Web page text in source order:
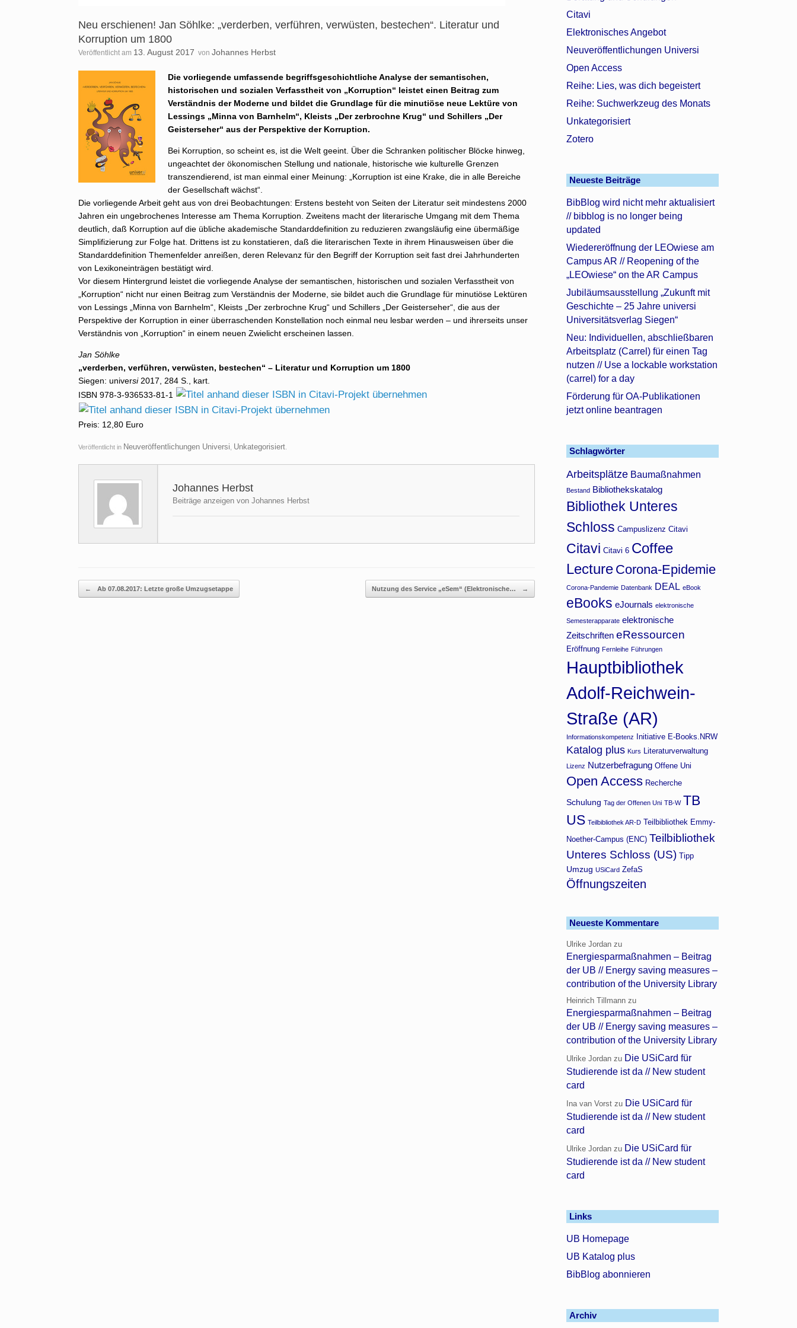
Neu erschienen! Jan Söhlke: „verderben, verführen, verwüsten, bestechen“. Literatur und
Korruption um 1800
Veröffentlicht am 13. August 2017 von Johannes Herbst
Die vorliegende umfassende begriffsgeschichtliche Analyse der semantischen,
historischen und sozialen Verfasstheit von „Korruption“ leistet einen Beitrag zum
Verständnis der Moderne und bildet die Grundlage für die minutiöse neue Lektüre von
Lessings „Minna von Barnhelm“, Kleists „Der zerbrochne Krug“ und Schillers „Der
Geisterseher“ aus der Perspektive der Korruption.
Bei Korruption, so scheint es, ist die Welt geeint. Über die Schranken politischer Blöcke hinweg,
ungeachtet der ökonomischen Stellung und nationale, historische wie kulturelle Grenzen
transzendierend, ist man einmal einer Meinung: „Korruption ist eine Krake, die in alle Bereiche
der Gesellschaft wächst“.
Die vorliegende Arbeit geht aus von drei Beobachtungen: Erstens besteht von Seiten der Literatur seit mindestens 2000
Jahren ein ungebrochenes Interesse am Thema Korruption. Zweitens macht der literarische Umgang mit dem Thema
deutlich, daß Korruption auf die übliche akademische Standarddefinition zu reduzieren zwangsläufig eine übermäßige
Simplifizierung zur Folge hat. Drittens ist zu konstatieren, daß die literarischen Texte in ihrem Hinausweisen über die
Standarddefinition Themenfelder anreißen, deren Relevanz für den Begriff der Korruption seit fast drei Jahrhunderten
von Lexikoneinträgen bestätigt wird.
Vor diesem Hintergrund leistet die vorliegende Analyse der semantischen, historischen und sozialen Verfasstheit von
„Korruption“ nicht nur einen Beitrag zum Verständnis der Moderne, sie bildet auch die Grundlage für minutiöse Lektüren
von Lessings „Minna von Barnhelm“, Kleists „Der zerbrochne Krug“ und Schillers „Der Geisterseher“, die aus der
Perspektive der Korruption in einer überraschenden Konstellation noch einmal neu lesbar werden – und ihrerseits unser
Verständnis von „Korruption“ in einem neuen Zwielicht erscheinen lassen.
Jan Söhlke
„verderben, verführen, verwüsten, bestechen“ – Literatur und Korruption um 1800
Siegen: universi2017, 284 S., kart.
ISBN 978-3-936533-81-1
Preis: 12,80 Euro
Veröffentlicht in Neuveröffentlichungen Universi Unkategorisiert
Johannes Herbst
Beiträge anzeigen von Johannes Herbst
Beitragsnavigation
← Ab 07.08.2017: Letzte große Umzugsetappe Nutzung des Service „eSem“ (Elektronische… →
Citavi
Elektronisches Angebot
Neuveröffentlichungen Universi
Open Access
Reihe: Lies, was dich begeistert
Reihe: Suchwerkzeug des Monats
Unkategorisiert
Zotero
Neueste Beiträge
BibBlog wird nicht mehr aktualisiert
// bibblog is no longer being
updated
Wiedereröffnung der LEOwiese am
Campus AR // Reopening of the
„LEOwiese“ on the AR Campus
Jubiläumsausstellung „Zukunft mit
Geschichte – 25 Jahre universi
Universitätsverlag Siegen“
Neu: Individuellen, abschließbaren
Arbeitsplatz (Carrel) für einen Tag
nutzen // Use a lockable workstation
(carrel) for a day
Förderung für OA-Publikationen
jetzt online beantragen
Schlagwörter
Arbeitsplätze Baumaßnahmen
Bestand Bibliothekskatalog
Bibliothek Unteres
Schloss Campuslizenz Citavi
Citavi Citavi 6 Coffee
Lecture Corona-Epidemie
Corona-Pandemie Datenbank DEAL eBook
eBooks eJournals elektronische
Semesterapparate elektronische
Zeitschriften eRessourcen
Eröffnung Fernleihe Führungen
Hauptbibliothek
Adolf-Reichwein-
Straße (AR)
Informationskompetenz Initiative E-Books.NRW
Katalog plus Kurs Literaturverwaltung
Lizenz Nutzerbefragung Offene Uni
Open Access Recherche
Schulung Tag der Offenen Uni TB-W TB
US Teilbibliothek AR-D Teilbibliothek Emmy-
Noether-Campus (ENC) Teilbibliothek
Unteres Schloss (US)
Tipp
Umzug USiCard ZefaS
Öffnungszeiten
Neueste Kommentare
Ulrike Jordan zu
Energiesparmaßnahmen – Beitrag
der UB // Energy saving measures –
contribution of the University Library
Heinrich Tillmann zu
Energiesparmaßnahmen – Beitrag
der UB // Energy saving measures –
contribution of the University Library
Ulrike Jordan zu Die USiCard für
Studierende ist da // New student
card
Ina van Vorst zu Die USiCard für
Studierende ist da // New student
card
Ulrike Jordan zu Die USiCard für
Studierende ist da // New student
card
Links
UB Homepage
UB Katalog plus
BibBlog abonnieren
Archiv